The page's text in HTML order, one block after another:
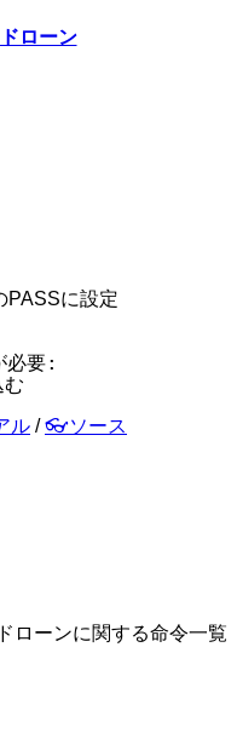
ドローン
PASSに設定
必要:
ル /👓ソース
ローンに関する命令一覧